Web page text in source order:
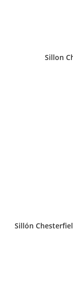
Sillon
Sillón